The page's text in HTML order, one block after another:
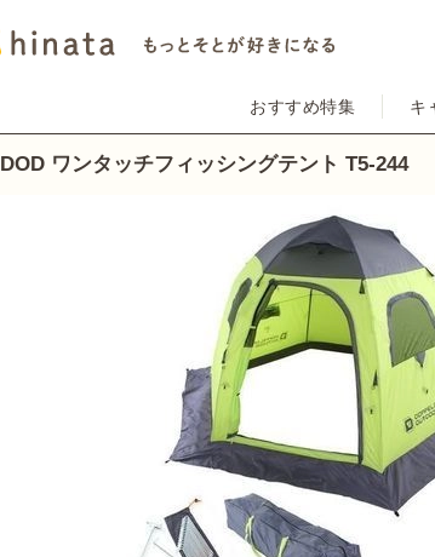
おすすめ特集 キ
DOD ワンタッチフィッシングテント T5-244